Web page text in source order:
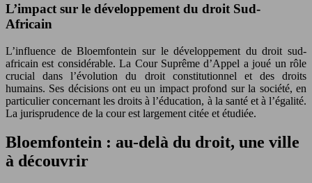
L’impact sur le développement du droit Sud-
Africain
L’influence de Bloemfontein sur le développement du droit sud-
africain est considérable. La Cour Suprême d’Appel a joué un rôle
crucial dans l’évolution du droit constitutionnel et des droits
humains. Ses décisions ont eu un impact profond sur la société, en
particulier concernant les droits à l’éducation, à la santé et à l’égalité.
La jurisprudence de la cour est largement citée et étudiée.
Bloemfontein : au-delà du droit, une ville
à découvrir